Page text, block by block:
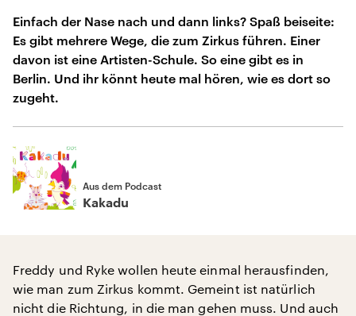
Einfach der Nase nach und dann links? Spaß beiseite:
Es gibt mehrere Wege, die zum Zirkus führen. Einer
davon ist eine Artisten-Schule. So eine gibt es in
Berlin. Und ihr könnt heute mal hören, wie es dort so
zugeht.
Aus dem Podcast
Kakadu
Freddy und Ryke wollen heute einmal herausfinden,
wie man zum Zirkus kommt. Gemeint ist natürlich
nicht die Richtung, in die man gehen muss. Und auch